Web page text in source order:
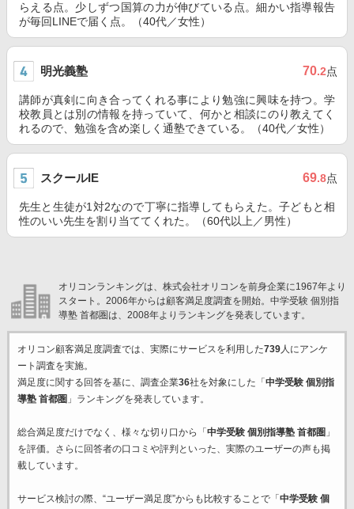
らえる点。少しずつ国算の力が伸びている点。細かい指導報告
が毎回LINEで届く点。（40代／女性）
明光義塾 70.2点
講師が真剣に向き合ってくれる事により勉強に興味を持つ。学
校教員とは別の情報を持っていて、何かと相談にのり教えてく
れるので、勉強を含め楽しく通塾できている。（40代／女性）
スクールIE 69.8点
先生と生徒が1対2なので丁寧に指導してもらえた。子どもと相
性のいい先生を割り当ててくれた。（60代以上／男性）
オリコンランキングは、株式会社オリコンを前身企業に1967年より
スタート。2006年からは顧客満足度調査を開始。中学受験 個別指
導塾 首都圏は、2008年よりランキングを発表しています。
オリコン顧客満足度調査では、実際にサービスを利用した739人にアンケ
ート調査を実施。
満足度に関する回答を基に、調査企業36社を対象にした「 中学受験 個別指
導塾 首都圏 」ランキングを発表しています。
総合満足度だけでなく、様々な切り口から「 中学受験 個別指導塾 首都圏 」
を評価。さらに回答者の口コミや評判といった、実際のユーザーの声も掲
載しています。
サービス検討の際、“ユーザー満足度”からも比較することで「 中学受験 個